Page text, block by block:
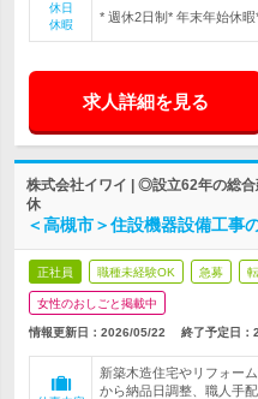
休日
休暇
* 週休2日制* 年末年始休暇
求人詳細を見る
株式会社イワイ | ◎設立62年の総
休
＜高槻市＞住設機器設備工事
正社員 職種未経験OK 急募
女性のおしごと掲載中
情報更新日：2026/05/22 終了予定日：
新築木造住宅やリフォー
から納品日調整、職人手